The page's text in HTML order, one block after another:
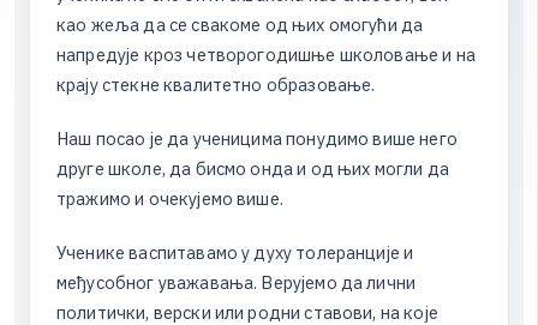
као жеља да се свакоме од њих омогући да
напредује кроз четворогодишње школовање и на
крајустекне квалитетно образовање.
Наш посао је да ученицима понудимо више него
друге школе, да бисмо онда и од њих могли да
тражимо и очекујемо више.
Ученике васпитавамо у духу толеранције и
међусобног уважавања. Верујемо да лични
политички, верски или родни ставови, на које